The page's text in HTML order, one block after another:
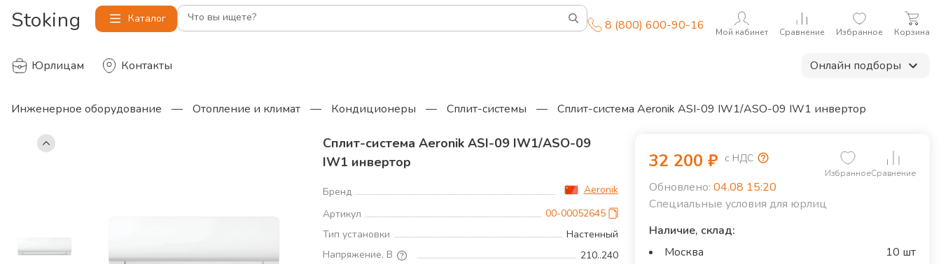
Stoking Каталог Что вы ищете? 8 (800) 600-90-16 Мой кабинет Сравнение Избранное Корзина
Юрлицам Контакты Онлайн подборы
Инженерное оборудование — Отопление и климат — Кондиционеры — Сплит-системы — Сплит-система Aeronik ASI-09 IW1/ASO-09 IW1 инвертoр
Сплит-система Aeronik ASI-09 IW1/ASO-09
IW1 инвертoр
Бренд
Aeronik
Артикул
00-00052645
Тип установки
Настенный
Напряжение, В
210..240
32 200 ₽ с НДС
ИзбранноеСравнение
Обновлено: 04.08 15:20
Специальные условия для юрлиц
Наличие, склад:
Москва
10 шт